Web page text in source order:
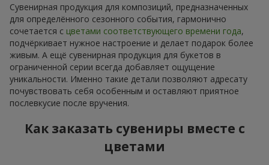
Сувенирная продукция для композиций, предназначенных
для определённого сезонного события, гармонично
сочетается с цветами соответствующего времени года,
подчёркивает нужное настроение и делает подарок более
живым. А ещё сувенирная продукция для букетов в
ограниченной серии всегда добавляет ощущение
уникальности. Именно такие детали позволяют адресату
почувствовать себя особенным и оставляют приятное
послевкусие после вручения.
Как заказать сувениры вместе с
цветами